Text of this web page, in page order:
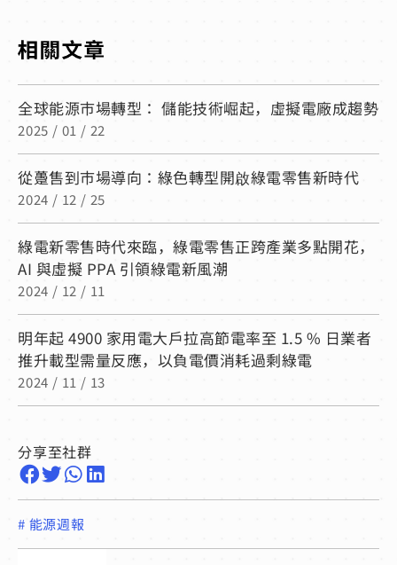
全球能源市場轉型： 儲能技術崛起，虛擬電廠成趨勢
2025 / 01 / 22
從躉售到市場導向：綠色轉型開啟綠電零售新時代
2024 / 12 / 25
綠電新零售時代來臨，綠電零售正跨產業多點開花，
AI 與虛擬 PPA 引領綠電新風潮
2024 / 12 / 11
明年起 4900 家用電大戶拉高節電率至 1.5 % 日業者
推升載型需量反應，以負電價消耗過剩綠電
2024 / 11 / 13
分享至社群
# 能源週報